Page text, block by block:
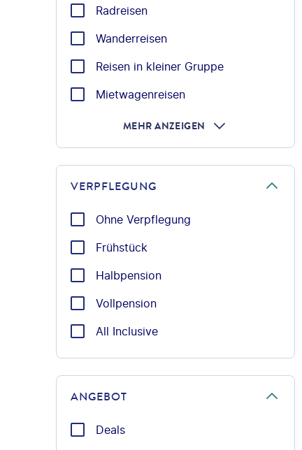
Radreisen
Wanderreisen
Reisen in kleiner Gruppe
Mietwagenreisen
MEHR ANZEIGEN
VERPFLEGUNG
Ohne Verpflegung
Frühstück
Halbpension
Vollpension
All Inclusive
ANGEBOT
Deals